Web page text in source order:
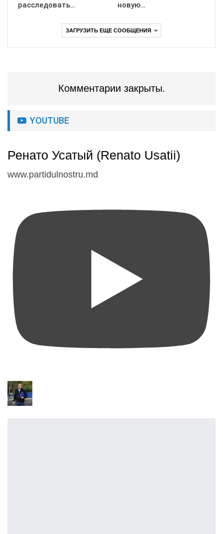
расследовать…
новую…
ЗАГРУЗИТЬ ЕЩЕ СООБЩЕНИЯ
Комментарии закрыты.
YOUTUBE
Ренато Усатый (Renato Usatii)
www.partidulnostru.md